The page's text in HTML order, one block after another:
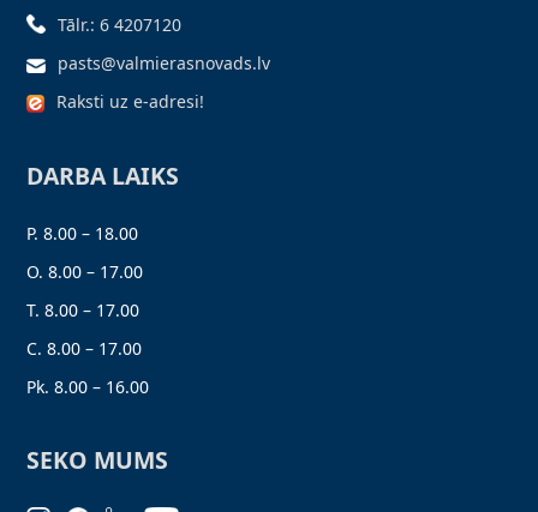
Tālr.: 6 4207120
pasts@valmierasnovads.lv
Raksti uz e-adresi!
DARBA LAIKS
P. 8.00 – 18.00
O. 8.00 – 17.00
T. 8.00 – 17.00
C. 8.00 – 17.00
Pk. 8.00 – 16.00
SEKO MUMS